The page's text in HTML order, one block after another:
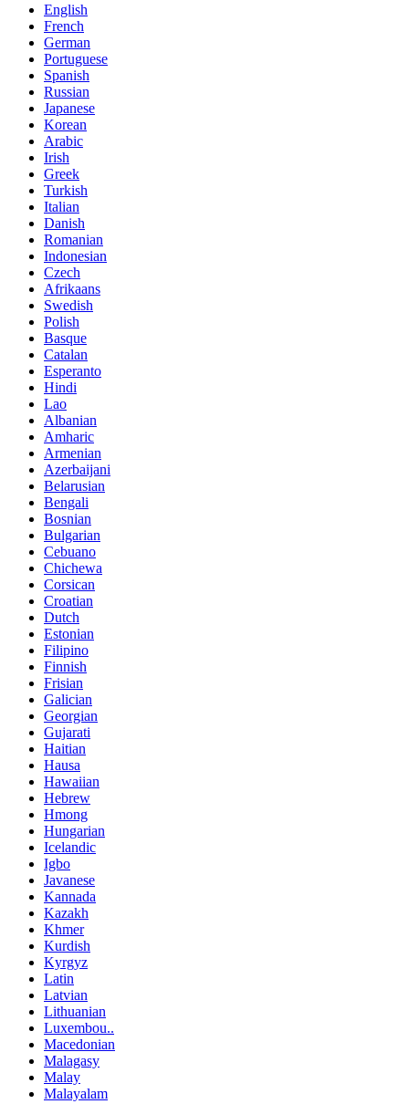
English
French
German
Portuguese
Spanish
Russian
Japanese
Korean
Arabic
Irish
Greek
Turkish
Italian
Danish
Romanian
Indonesian
Czech
Afrikaans
Swedish
Polish
Basque
Catalan
Esperanto
Hindi
Lao
Albanian
Amharic
Armenian
Azerbaijani
Belarusian
Bengali
Bosnian
Bulgarian
Cebuano
Chichewa
Corsican
Croatian
Dutch
Estonian
Filipino
Finnish
Frisian
Galician
Georgian
Gujarati
Haitian
Hausa
Hawaiian
Hebrew
Hmong
Hungarian
Icelandic
Igbo
Javanese
Kannada
Kazakh
Khmer
Kurdish
Kyrgyz
Latin
Latvian
Lithuanian
Luxembou..
Macedonian
Malagasy
Malay
Malayalam